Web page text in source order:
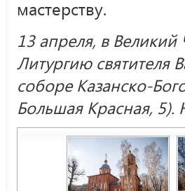
мастерству.
13 апреля, в
Литургию святителя
соборе Казанско-
Большая Красная, 5).